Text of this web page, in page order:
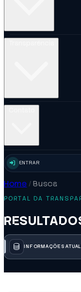
ENTRAR
Home / Busca
PORTAL DA
INFORMAÇÕES